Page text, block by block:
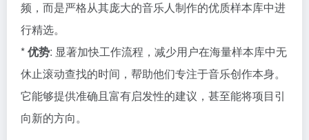
频，而是严格从其庞大的音乐人制作的优质样本库中进
行精选。
*优势: 显著加快工作流程，减少用户在海量样本库中无
休止滚动查找的时间，帮助他们专注于音乐创作本身。
它能够提供准确且富有启发性的建议，甚至能将项目引
向新的方向。